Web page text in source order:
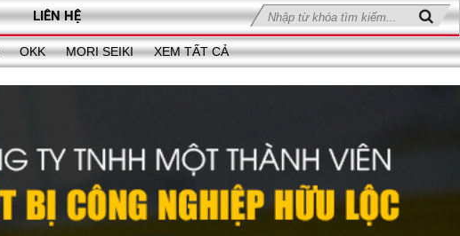
LIÊN HỆ
OKK MORI SEIKI XEM TẤT CẢ